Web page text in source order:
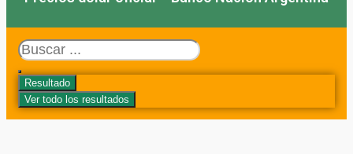
Search
...
Resultado
Ver todo los resultados